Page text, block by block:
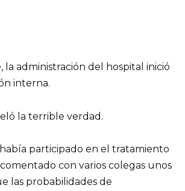
la administración del hospital inició
interna.
la terrible verdad.
participado en el tratamiento
con varios colegas unos
las probabilidades de